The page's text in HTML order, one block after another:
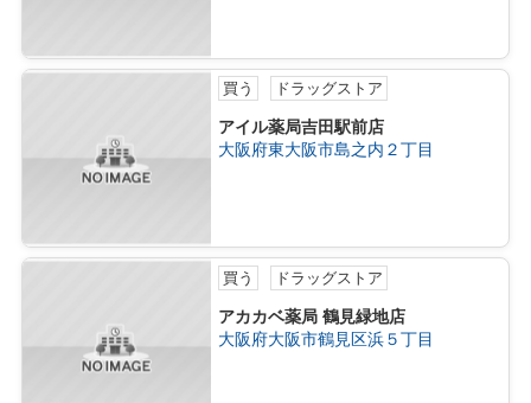
買う ドラッグストア
アイル薬局吉田駅前店
大阪府東大阪市島之内２丁目
買う ドラッグストア
アカカベ薬局 鶴見緑地店
大阪府大阪市鶴見区浜５丁目